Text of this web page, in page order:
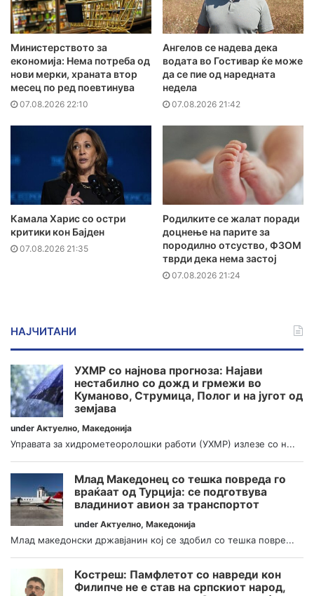
Министерството за
економија: Нема потреба од
нови мерки, храната втор
месец по ред поевтинува
07.08.2026 22:10
Ангелов се надева дека
водата во Гостивар ќе може
да се пие од наредната
недела
07.08.2026 21:42
Камала Харис со остри
критики кон Бајден
07.08.2026 21:35
Родилките се жалат поради
доцнење на парите за
породилно отсуство, ФЗОМ
тврди дека нема застој
07.08.2026 21:24
НАЈЧИТАНИ
УХМР со најнова прогноза: Најави
нестабилно со дожд и грмежи во
Куманово, Струмица, Полог и на југот од
земјава
under Актуелно, Македонија
Управата за хидрометеоролошки работи (УХМР) излезе со н...
Млад Македонец со тешка повреда го
враќаат од Турција: се подготвува
владиниот авион за транспортот
under Актуелно, Македонија
Млад македонски државјанин кој се здобил со тешка повре...
Костреш: Памфлетот со навреди кон
Филипче не е став на српскиот народ,